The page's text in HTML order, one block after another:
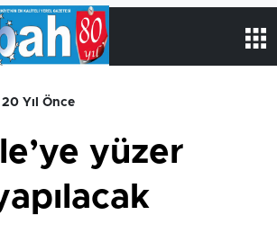
20 Yıl Önce
yüzer